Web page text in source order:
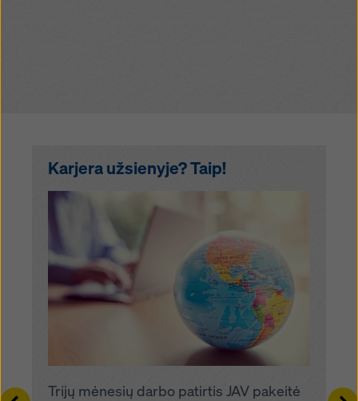
Karjera užsienyje? Taip!
Trijų mėnesių darbo patirtis JAV pakeitė